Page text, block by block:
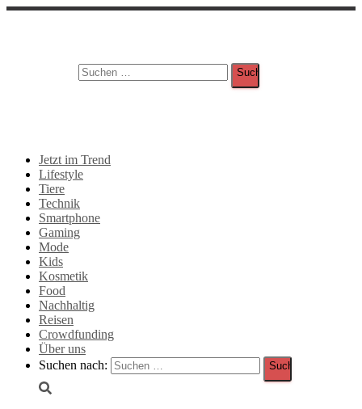
Jetzt im Trend
Lifestyle
Tiere
Technik
Smartphone
Gaming
Mode
Kids
Kosmetik
Food
Nachhaltig
Reisen
Crowdfunding
Über uns
Suchen nach: